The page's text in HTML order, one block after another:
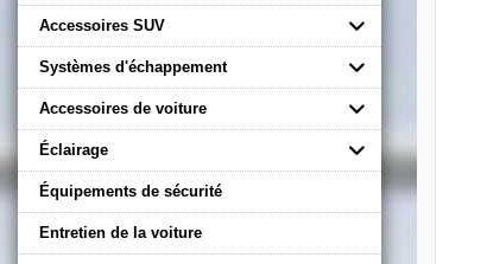
Accessoires SUV
Systèmes d'échappement
Accessoires de voiture
Éclairage
Équipements de sécurité
Entretien de la voiture